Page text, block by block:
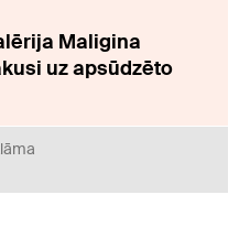
Maligina
uz apsūdzēto